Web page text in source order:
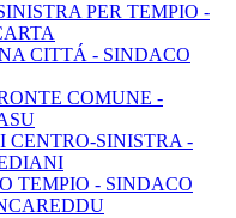
PER TEMPIO -
CITTÁ - SINDACO
COMUNE -
SINISTRA -
TEMPIO - SINDACO